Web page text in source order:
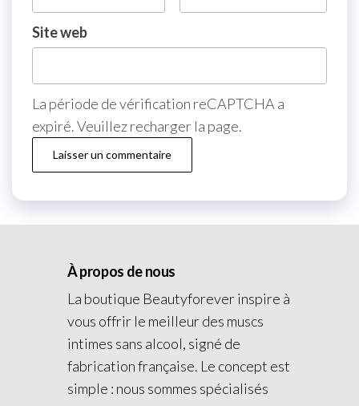
Site web
La période de vérification reCAPTCHA a
expiré. Veuillez recharger la page.
À propos de nous
La boutique Beautyforever inspire à
vous offrir le meilleur des muscs
intimes sans alcool, signé de
fabrication française. Le concept est
simple : nous sommes spécialisés